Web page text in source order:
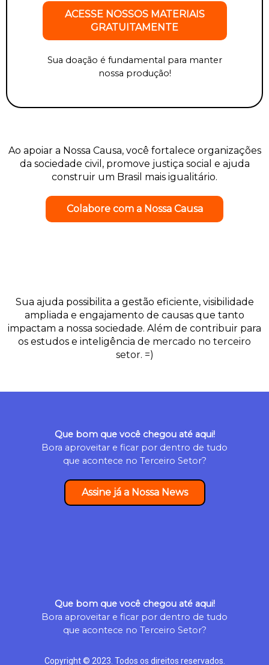
ACESSE NOSSOS MATERIAIS
GRATUITAMENTE
Sua doação é fundamental para manter
nossa produção!
Ao apoiar a Nossa Causa, você fortalece organizações
da sociedade civil, promove justiça social e ajuda
construir um Brasil mais igualitário.
Colabore com a Nossa Causa
Sua ajuda possibilita a gestão eficiente, visibilidade
ampliada e engajamento de causas que tanto
impactam a nossa sociedade. Além de contribuir para
os estudos e inteligência de mercado no terceiro
setor. =)
Que bom que você chegou até aqui!
Bora aproveitar e ficar por dentro de tudo
que acontece no Terceiro Setor?
Assine já a Nossa News
Que bom que você chegou até aqui!
Bora aproveitar e ficar por dentro de tudo
que acontece no Terceiro Setor?
Copyright © 2023. Todos os direitos reservados.